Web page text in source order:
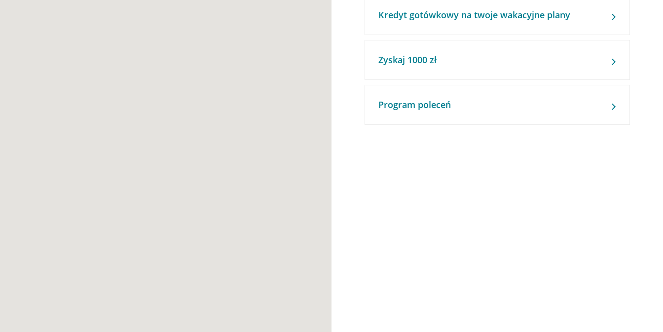
Kredyt gotówkowy na twoje wakacyjne plany
Zyskaj 1000 zł
Program poleceń